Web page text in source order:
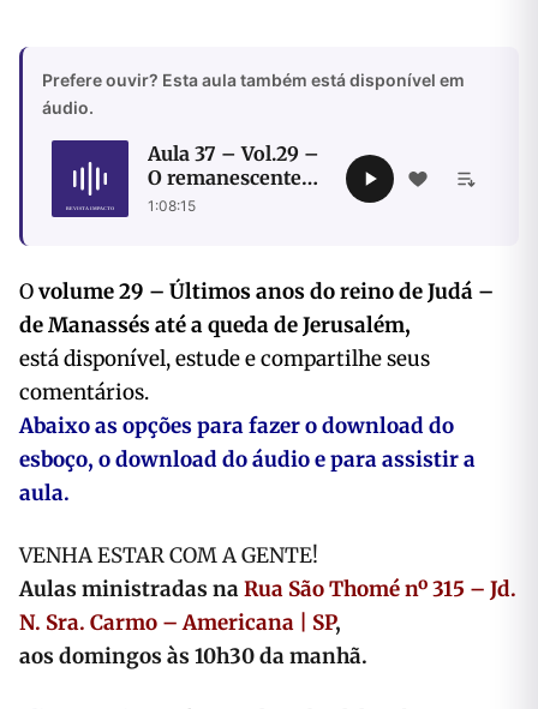
Prefere ouvir? Esta aula também está disponível em
áudio.
Aula 37 – Vol.29 –
O remanescente
na terra depois do
1:08:15
Ovolume 29 – Últimos anos do reino de Judá –
de Manassés até a queda de Jerusalém,
está disponível, estude e compartilhe seus
comentários.
Abaixo as opções para fazer o download do
esboço, o download do áudio e para assistir a
aula.
VENHA ESTAR COM A GENTE!
Aulas ministradas naRua São Thomé nº 315 – Jd.
N. Sra. Carmo – Americana | SP,
aos domingos às 10h30 da manhã.